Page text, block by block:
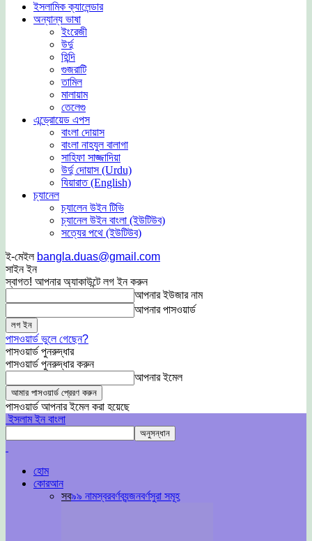
ইসলামিক ক্যালেন্ডার
অন্যান্য ভাষা
ইংরেজী
উর্দু
হিন্দি
গুজরাটি
তামিল
মালায়াম
তেলেগু
এন্ড্রোয়েড এপস
বাংলা দোয়াস
বাংলা নাহযুল বালাগা
সাহিফা সাজ্জাদিয়া
উর্দু দোয়াস (Urdu)
যিয়ারাত (English)
চ্যানেল
চ্যালেন উইন টিভি
চ্যানেল উইন বাংলা (ইউটিউব)
সত্যের পথে (ইউটিউব)
ই-মেইল bangla.duas@gmail.com
সাইন ইন
স্বাগত! আপনার অ্যাকাউন্টে লগ ইন করুন
আপনার ইউজার নাম
আপনার পাসওয়ার্ড
পাসওয়ার্ড ভুলে গেছেন?
পাসওয়ার্ড পুনরুদ্ধার
পাসওয়ার্ড পুনরুদ্ধার করুন
আপনার ইমেল
পাসওয়ার্ড আপনার ইমেল করা হয়েছে
ইসলাম ইন বাংলা
হোম
কোরআন
সব৯৯ নামস্বরবর্ণব্যন্জনবর্ণসুরা সমূহ